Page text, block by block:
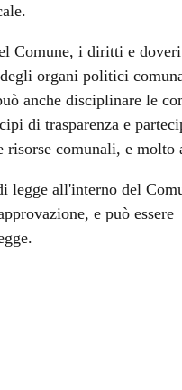
Comune, i diritti e
organi politici
anche disciplinare le
di trasparenza e
risorse comunali, e molto
legge all'interno del
e può essere